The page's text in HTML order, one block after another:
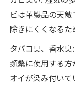
ビは革製品の天
除きにくくなるた
タバコ臭、香水
頻繁に使用する
オイが染み付い